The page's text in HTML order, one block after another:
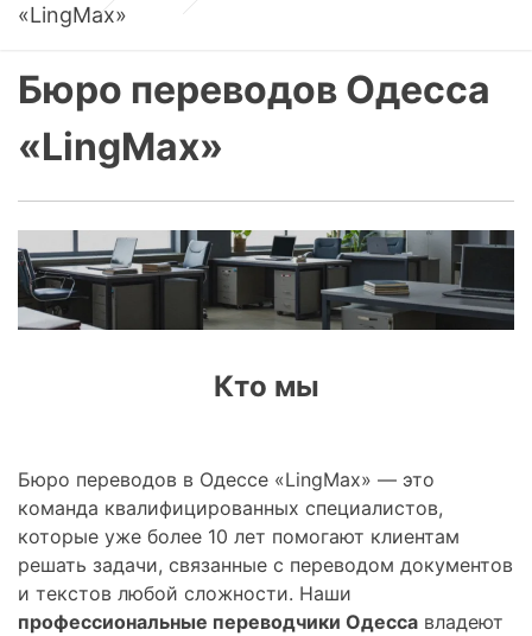
«LingMax»
Бюро переводов Одесса
«LingMax»
Кто мы
Бюро переводов в Одессе «LingMax» — это
команда квалифицированных специалистов,
которые уже более 10 лет помогают клиентам
решать задачи, связанные с переводом документов
и текстов любой сложности. Наши
профессиональные переводчики Одесса владеют